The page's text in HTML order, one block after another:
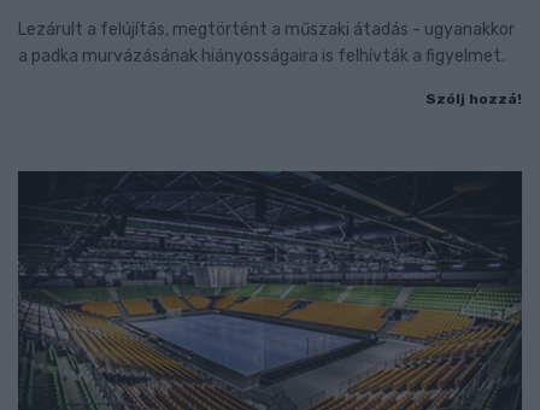
Lezárult a felújítás, megtörtént a műszaki átadás - ugyanakkor
a padka murvázásának hiányosságaira is felhívták a figyelmet.
Szólj hozzá!